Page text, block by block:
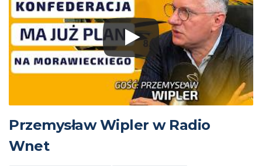
Przemysław Wipler w Radio
Wnet